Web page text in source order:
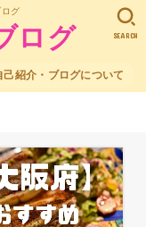
グ
ログ
己紹介・ブログについて
SEARCH